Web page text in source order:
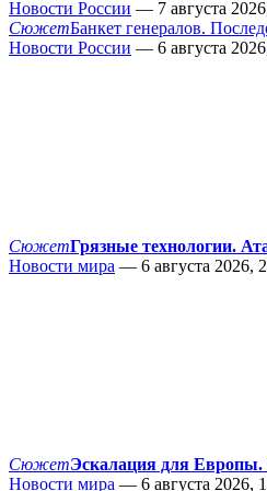
Новости России — 7 августа
СюжетБанкет генералов.
Новости России — 6 августа
СюжетГрязные технологии.
Новости мира — 6 августа 2026,
СюжетЭскалация для Европы.
Новости мира — 6 августа 2026,